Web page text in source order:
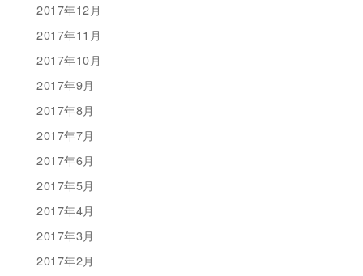
2017年12月
2017年11月
2017年10月
2017年9月
2017年8月
2017年7月
2017年6月
2017年5月
2017年4月
2017年3月
2017年2月